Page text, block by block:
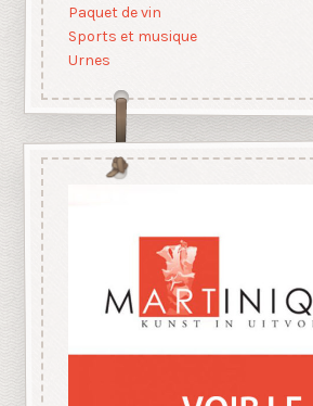
Paquet de vin
Sports et musique
Urnes